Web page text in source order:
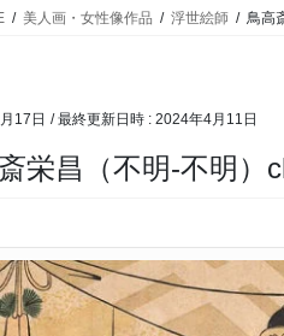
美人画・女性像作品 浮世絵師 鳥高
17日 / 最終更新日時 : 2024年4月11日
栄昌（不明-不明）